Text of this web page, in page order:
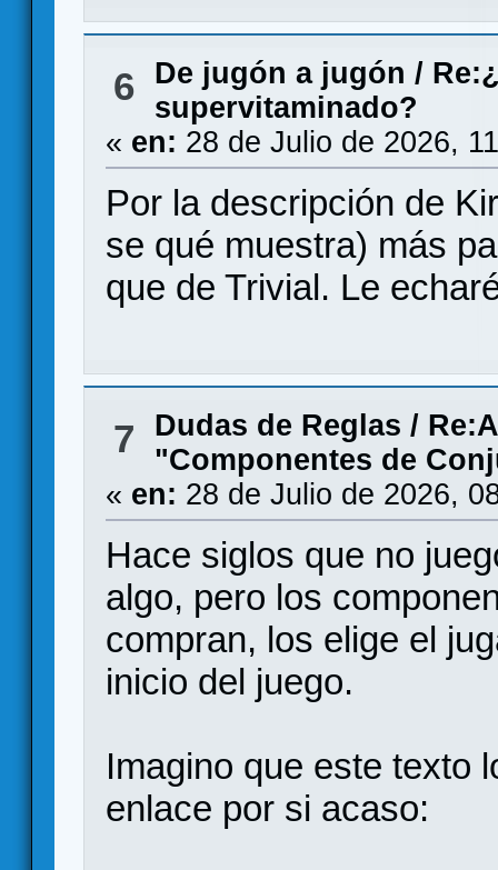
6 De jugón a jugón /
supervitaminado?
« en: 28 de Julio de 2026,
Por la descripción de
se qué muestra) más
que de Trivial. Le
7 Dudas de Reglas /
"Componentes de
« en: 28 de Julio de 2026,
Hace siglos que no
algo, pero los
compran, los elige el
inicio del juego.
Imagino que este texto
enlace por si acaso: